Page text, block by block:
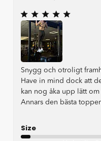
Snygg och otroligt
Have in mind dock att
kan nog åka upp lätt
Annars den bästa
Size